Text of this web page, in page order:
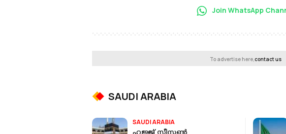
Join WhatsApp
To advertise here,contact us
SAUDI ARABIA
SAUDI ARABIA